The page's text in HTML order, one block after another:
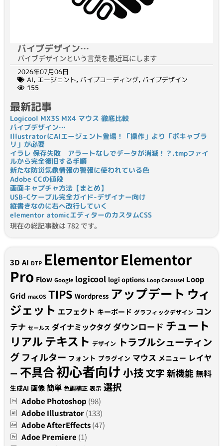
バイブデザイン…
バイブデザインという言葉を最近耳にします
2026年07月06日
AI, エージェント, バイブコーディング, バイブデザイン
155
最新記事
Logicool MX3S MX4 マウス 徹底比較
バイブデザイン…
IllustratorにAIエージェント登場！「操作」より「ボキャブラ
リ」が必要
イラレ 保存失敗 アラートなしでデータが消滅！？.tmpファイ
ルから完全復旧する手順
新たな防災気象情報の警報に使われている色
Adobe CCの値段
画面キャプチャ方法【まとめ】
USB-Cケーブル完全ガイド-デザイナー向け
縦書きなのに右へ改行していく
elementor atomicエディターのカスタムCSS
現在の総記事数は 782 です。
3D AI DTP ElementorElementor
Pro Flow Google logicool logi options Loop Carousel Loop
Grid macOS TIPS Wordpress アップデート ウィ
ジェット エフェクト キーボード グラフィックデザイン コン
テナ セールス ダイナミックタグダウンロード チュート
リアルテキスト デザイン トラブルシューティン
グ フィルター フォント プラグイン マウス メニュー レイヤ
ー 不具合初心者向け小技文字新機能無料
生成AI 画像 簡単 色調補正 表示 選択
Adobe Photoshop (98)
Adobe Illustrator(133)
Adobe AfterEffects(47)
Adoe Premiere (1)